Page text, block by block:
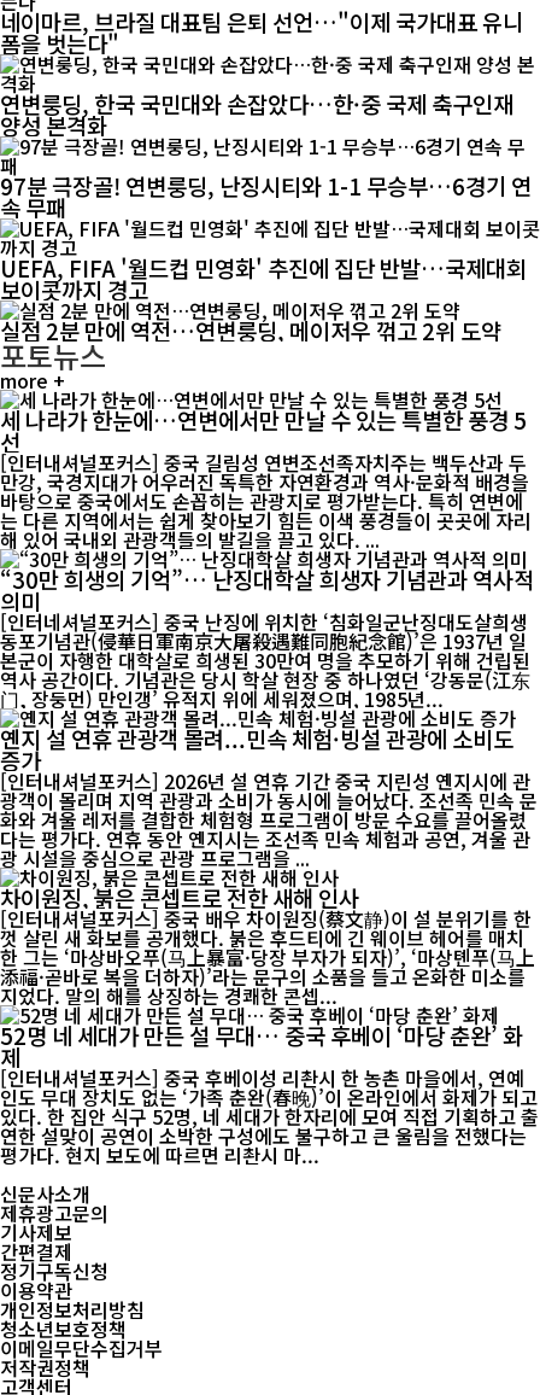
네이마르, 브라질 대표팀 은퇴 선언…"이제 국가대표 유니
폼을 벗는다"
연변룽딩, 한국 국민대와 손잡았다…한·중 국제 축구인재
양성 본격화
97분 극장골! 연변룽딩, 난징시티와 1-1 무승부…6경기 연
속 무패
UEFA, FIFA '월드컵 민영화' 추진에 집단 반발…국제대회
보이콧까지 경고
실점 2분 만에 역전…연변룽딩, 메이저우 꺾고 2위 도약
포토뉴스
more +
세 나라가 한눈에…연변에서만 만날 수 있는 특별한 풍경 5
선
[인터내셔널포커스] 중국 길림성 연변조선족자치주는 백두산과 두
만강, 국경지대가 어우러진 독특한 자연환경과 역사·문화적 배경을
바탕으로 중국에서도 손꼽히는 관광지로 평가받는다. 특히 연변에
는 다른 지역에서는 쉽게 찾아보기 힘든 이색 풍경들이 곳곳에 자리
해 있어 국내외 관광객들의 발길을 끌고 있다. ...
“30만 희생의 기억”… 난징대학살 희생자 기념관과 역사적
의미
[인터네셔널포커스] 중국 난징에 위치한 ‘침화일군난징대도살희생
동포기념관(侵華日軍南京大屠殺遇難同胞紀念館)’은 1937년 일
본군이 자행한 대학살로 희생된 30만여 명을 추모하기 위해 건립된
역사 공간이다. 기념관은 당시 학살 현장 중 하나였던 ‘강동문(江东
门, 장둥먼) 만인갱’ 유적지 위에 세워졌으며, 1985년...
옌지 설 연휴 관광객 몰려...민속 체험·빙설 관광에 소비도
증가
[인터내셔널포커스] 2026년 설 연휴 기간 중국 지린성 옌지시에 관
광객이 몰리며 지역 관광과 소비가 동시에 늘어났다. 조선족 민속 문
화와 겨울 레저를 결합한 체험형 프로그램이 방문 수요를 끌어올렸
다는 평가다. 연휴 동안 옌지시는 조선족 민속 체험과 공연, 겨울 관
광 시설을 중심으로 관광 프로그램을 ...
차이원징, 붉은 콘셉트로 전한 새해 인사
[인터내셔널포커스] 중국 배우 차이원징(蔡文静)이 설 분위기를 한
껏 살린 새 화보를 공개했다. 붉은 후드티에 긴 웨이브 헤어를 매치
한 그는 ‘마상바오푸(马上暴富·당장 부자가 되자)’, ‘마상톈푸(马上
添福·곧바로 복을 더하자)’라는 문구의 소품을 들고 온화한 미소를
지었다. 말의 해를 상징하는 경쾌한 콘셉...
52명 네 세대가 만든 설 무대… 중국 후베이 ‘마당 춘완’ 화
제
[인터내셔널포커스] 중국 후베이성 리촨시 한 농촌 마을에서, 연예
인도 무대 장치도 없는 ‘가족 춘완(春晚)’이 온라인에서 화제가 되고
있다. 한 집안 식구 52명, 네 세대가 한자리에 모여 직접 기획하고 출
연한 설맞이 공연이 소박한 구성에도 불구하고 큰 울림을 전했다는
평가다. 현지 보도에 따르면 리촨시 마...
신문사소개
제휴광고문의
기사제보
간편결제
정기구독신청
이용약관
개인정보처리방침
청소년보호정책
이메일무단수집거부
저작권정책
고객센터